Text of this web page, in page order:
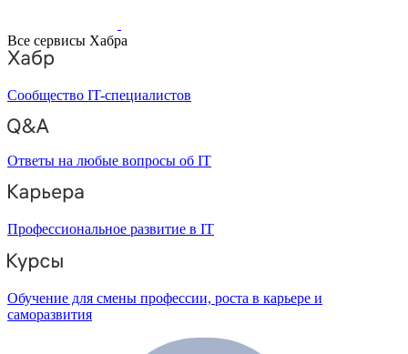
Все сервисы Хабра
Сообщество IT-специалистов
Ответы на любые вопросы об IT
Профессиональное развитие в IT
Обучение для смены профессии, роста в карьере и
саморазвития